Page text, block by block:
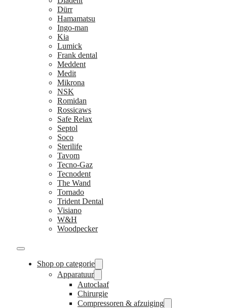
Dürr
Hamamatsu
Ingo-man
Kia
Lumick
Frank dental
Meddent
Medit
Mikrona
NSK
Romidan
Rossicaws
Safe Relax
Septol
Soco
Sterilife
Tavom
Tecno-Gaz
Tecnodent
The Wand
Tornado
Trident Dental
Visiano
W&H
Woodpecker
Shop op categorie
Apparatuur
Autoclaaf
Chirurgie
Compressoren & afzuiging